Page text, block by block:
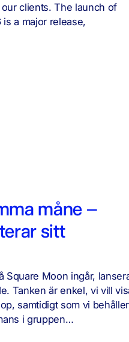
clients. The launch of
a major release,
måne –
sitt
Square Moon ingår,
Tanken är enkel, vi vill
samtidigt som vi behåller
i gruppen…